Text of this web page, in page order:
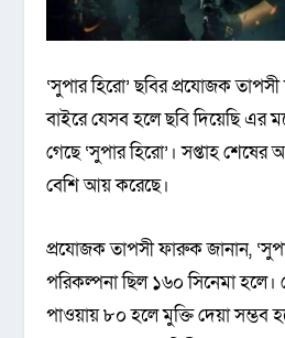
‘সুপার হিরো’ ছবির প্রযোজক
বাইরে যেসব হলে ছবি দিয়েছি এর
গেছে ‘সুপার হিরো’। সপ্তাহ
বেশি আয় করেছে।
প্রযোজক তাপসী ফারুক জানান,
পরিকল্পনা ছিল ১৬০ সিনেমা হলে।
পাওয়ায় ৮০ হলে মুক্তি দেয়া সম্ভব